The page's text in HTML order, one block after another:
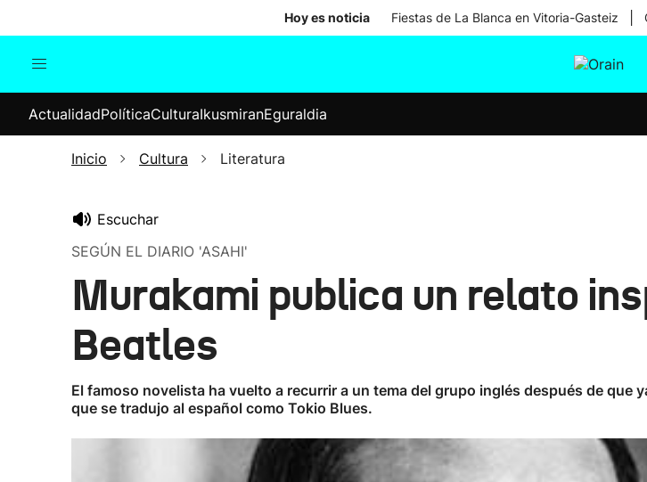
Hoy es noticia Fiestas de La Blanca en Vitoria-Gasteiz
Internacional
Elecciones
ActualidadPolíticaCulturaIkusmiranEguraldia
Inicio Cultura Literatura
Escuchar
SEGÚN EL DIARIO 'ASAHI'
Murakami publica un relato
Beatles
El famoso novelista ha vuelto a recurrir a un tema del grupo inglés después de que
que se tradujo al español como Tokio Blues.